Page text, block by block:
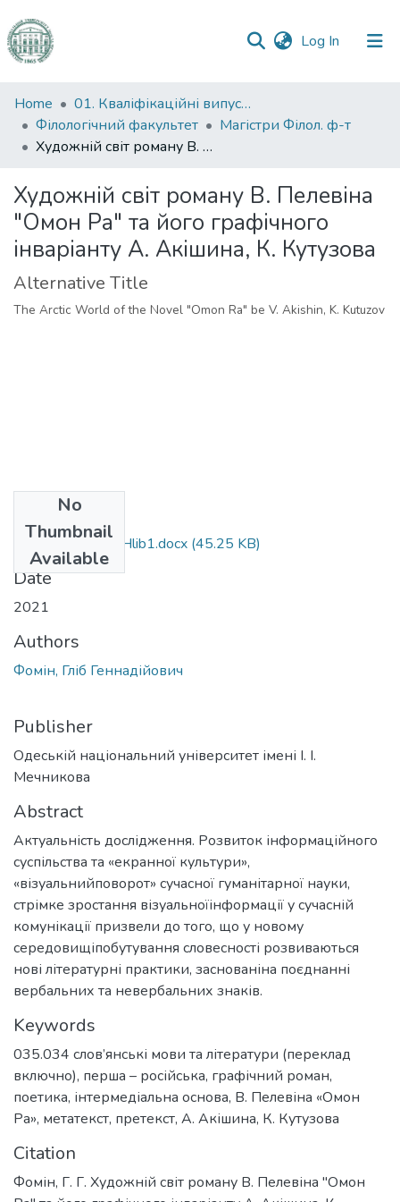
Log In (current)
Communities
&
Collections
Statistics
Home
01. Кваліфікаційні випускні роботи здобувачів вищої освіти
Філологічний факультет
Магістри Філол. ф-т
Художній світ роману В. Пелевіна "Омон Ра" та його графічного інваріанту А. Акішина, К. Кутузова
Художній світ роману В. Пелевіна
"Омон Ра" та його графічного
інваріанту А. Акішина, К. Кутузова
Alternative Title
The Arctic World of the Novel "Omon Ra" be V. Akishin, K. Kutuzov
No
Thumbnail
Available
035.034_Fomin_Hlib1.docx (45.25 KB)
Date
2021
Authors
Фомін, Гліб Геннадійович
Publisher
Одеській національний університет імені І. І.
Мечникова
Abstract
Актуальність дослідження. Розвиток інформаційного
суспільства та «екранної культури»,
«візуальнийповорот» сучасної гуманітарної науки,
стрімке зростання візуальноїінформації у сучасній
комунікації призвели до того, що у новому
середовищіпобутування словесності розвиваються
нові літературні практики, заснованіна поєднанні
вербальних та невербальних знаків.
Keywords
035.034 слов’янські мови та літератури (переклад
включно), перша – російська, графічний роман,
поетика, інтермедіальна основа, В. Пелевіна «Омон
Ра», метатекст, претекст, А. Акішина, К. Кутузова
Citation
Фомін, Г. Г. Художній світ роману В. Пелевіна "Омон